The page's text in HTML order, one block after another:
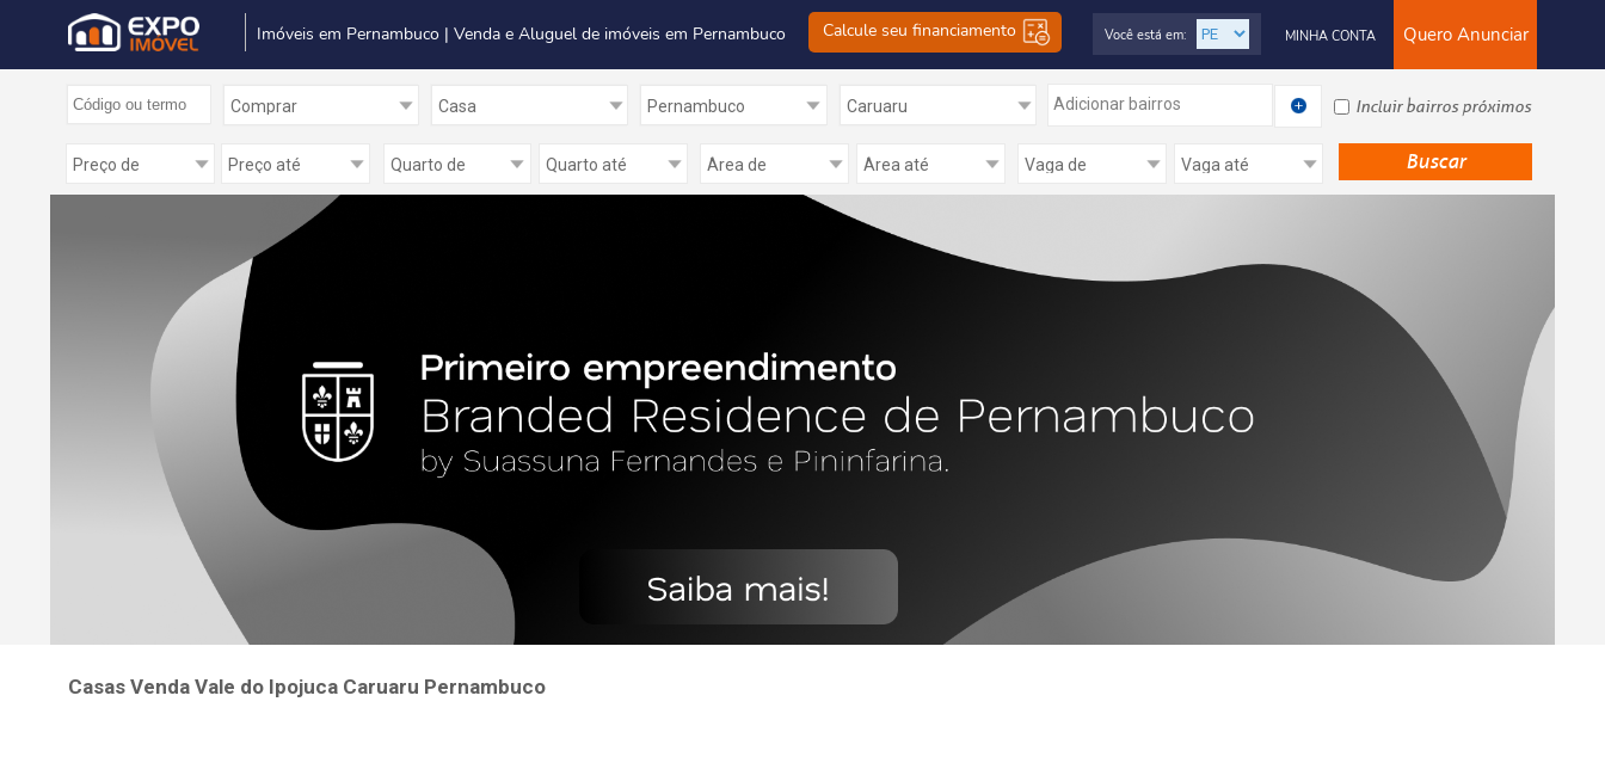
Imóveis em Pernambuco | Venda e Aluguel de imóveis em Pernambuco Calcule seu financiamento Quero Anunciar
MINHA CONTA
Você está em:
Adicionar bairros Incluir bairros próximos
Casas Venda Vale do Ipojuca Caruaru Pernambuco